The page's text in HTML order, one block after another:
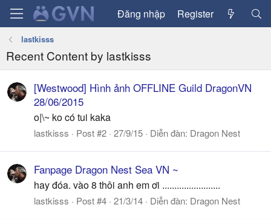
Đăng nhập Register
lastkisss
Recent Content by lastkisss
[Westwood] Hình ảnh OFFLINE Guild DragonVN
28/06/2015
o|\~ ko có tui kaka
lastkisss Post #2 27/9/15 Diễn đàn: Dragon Nest
Fanpage Dragon Nest Sea VN ~
hay đóa. vào 8 thôi anh em ơi ........................
lastkisss Post #4 21/3/14 Diễn đàn: Dragon Nest